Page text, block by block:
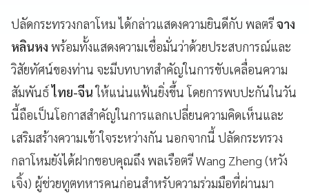
ปลัดกระทรวงกลาโหม ได้กล่าวแสดงความยินดีกับ พลตรีจาง
หลินหง พร้อมทั้งแสดงความเชื่อมั่นว่าด้วยประสบการณ์และ
วิสัยทัศน์ของท่าน จะมีบทบาทสำคัญในการขับเคลื่อนความ
สัมพันธ์ไทย-จีนให้แน่นแฟ้นยิ่งขึ้น โดยการพบปะกันในวัน
นี้ถือเป็นโอกาสสำคัญในการแลกเปลี่ยนความคิดเห็นและ
เสริมสร้างความเข้าใจระหว่างกัน นอกจากนี้ ปลัดกระทรวง
กลาโหมยังได้ฝากขอบคุณถึง พลเรือตรี Wang Zheng (หวัง
เจิ้ง) ผู้ช่วยทูตทหารคนก่อนสำหรับความร่วมมือที่ผ่านมา